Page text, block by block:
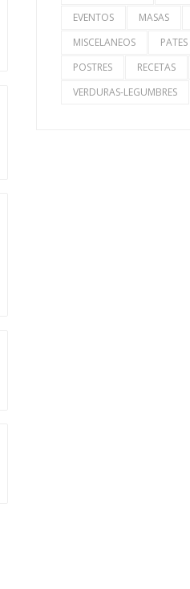
EVENTOS
MASAS
MISCELANEOS
PATES
POSTRES
RECETAS
VERDURAS-LEGUMBRES